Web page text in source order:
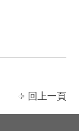
回上一頁